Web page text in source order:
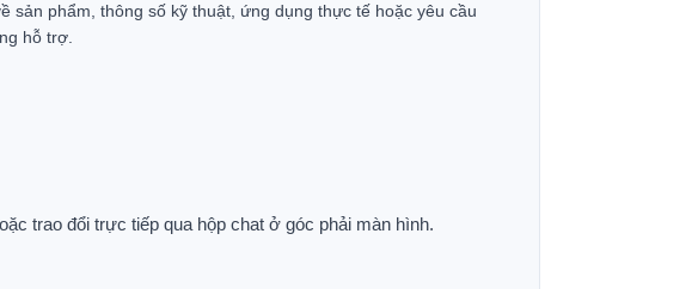
sản phẩm, thông số kỹ thuật, ứng dụng thực tế hoặc yêu cầu
hỗ trợ.
trao đổi trực tiếp qua hộp chat ở góc phải màn hình.